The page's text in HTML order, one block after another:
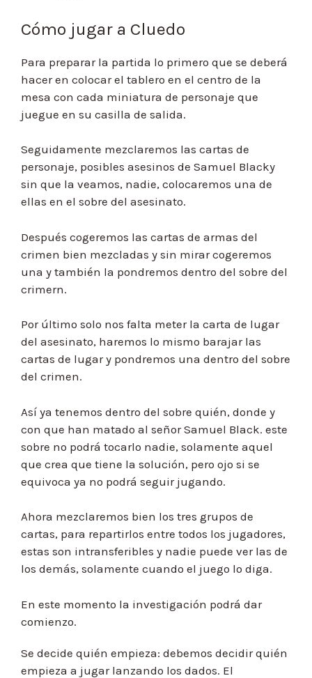
Cómo jugar a Cluedo
Para preparar la partida lo primero que se deberá
hacer en colocar el tablero en el centro de la
mesa con cada miniatura de personaje que
juegue en su casilla de salida.
Seguidamente mezclaremos las cartas de
personaje, posibles asesinos de Samuel Blacky
sin que la veamos, nadie, colocaremos una de
ellas en el sobre del asesinato.
Después cogeremos las cartas de armas del
crimen bien mezcladas y sin mirar cogeremos
una y también la pondremos dentro del sobre del
crimern.
Por último solo nos falta meter la carta de lugar
del asesinato, haremos lo mismo barajar las
cartas de lugar y pondremos una dentro del sobre
del crimen.
Así ya tenemos dentro del sobre quién, donde y
con que han matado al señor Samuel Black. este
sobre no podrá tocarlo nadie, solamente aquel
que crea que tiene la solución, pero ojo si se
equivoca ya no podrá seguir jugando.
Ahora mezclaremos bien los tres grupos de
cartas, para repartirlos entre todos los jugadores,
estas son intransferibles y nadie puede ver las de
los demás, solamente cuando el juego lo diga.
En este momento la investigación podrá dar
comienzo.
Se decide quién empieza: debemos decidir quién
empieza a jugar lanzando los dados. El